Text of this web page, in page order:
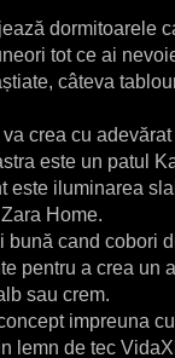
dormitoarele
tot ce ai
câteva
crea cu
este un patul
este iluminarea
Zara Home.
cand cobori
pentru a crea un
sau crem.
impreuna
lemn de tec